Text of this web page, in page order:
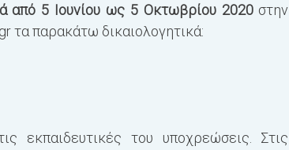
ά από 5 Ιουνίου ως 5 Οκτωβρίου 2020στην
τα παρακάτω δικαιολογητικά:
εκπαιδευτικές του υποχρεώσεις. Στις